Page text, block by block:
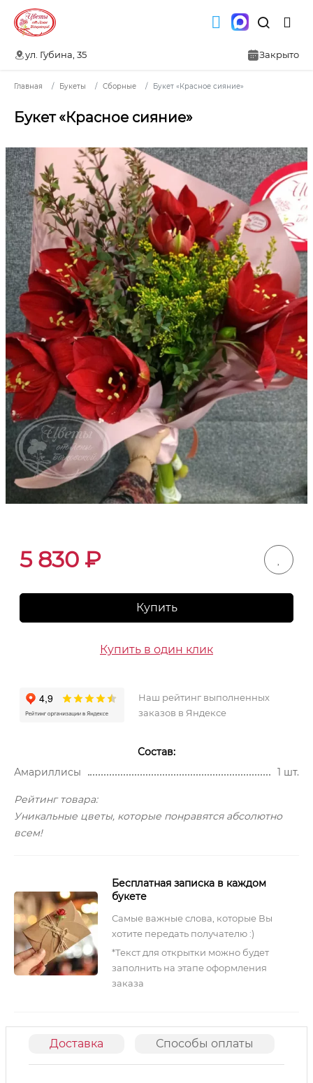
ул. Губина, 35 Закрыто
Главная Букеты Сборные Букет «Красное сияние»
Букет «Красное сияние»
5 830 ₽
Купить
Купить в один клик
Наш рейтинг выполненных
заказов в Яндексе
Состав:
Амариллисы
1 шт.
Рейтинг товара:
Уникальные цветы, которые понравятся абсолютно
всем!
Бесплатная записка в каждом
букете
Самые важные слова, которые Вы
хотите передать получателю :)
*Текст для открытки можно будет
заполнить на этапе оформления
заказа
Доставка Способы оплаты